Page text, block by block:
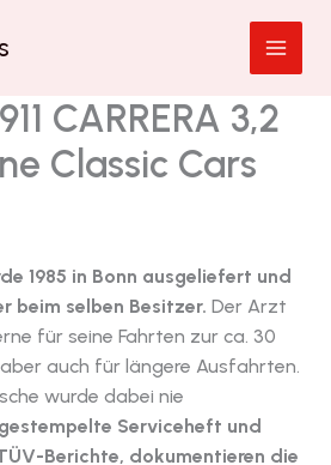
CARRERA 3,2
Classic Cars
1985 in Bonn ausgeliefert und
beim selben Besitzer. Der Arzt
für seine Fahrten zur ca. 30
auch für längere Ausfahrten.
wurde dabei nie
Serviceheft und
Berichte, dokumentieren die